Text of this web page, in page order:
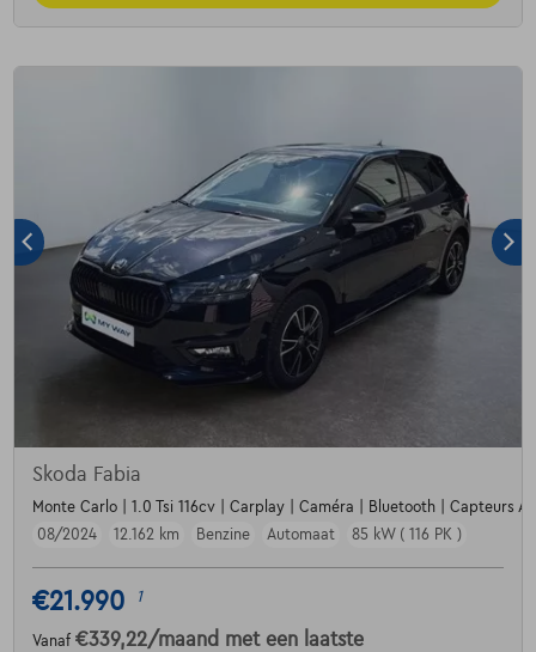
Skoda Fabia
Monte Carlo | 1.0 Tsi 116cv | Carplay | Caméra | Bluetooth | Capteurs
08/2024
12.162 km Benzine Automaat 85 kW ( 116 PK )
€21.990 1
Vanaf €339,22/maand met een laatste